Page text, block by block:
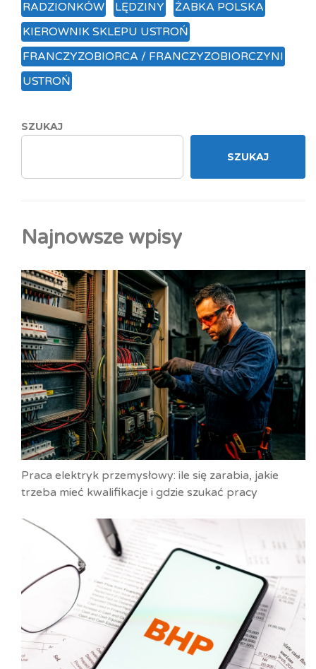
RADZIONKÓW LĘDZINY
ŻABKA POLSKA
KIEROWNIK SKLEPU USTROŃ
FRANCZYZOBIORCA / FRANCZYZOBIORCZYNI
USTROŃ
SZUKAJ
SZUKAJ
Najnowsze wpisy
Praca elektryk przemysłowy: ile się zarabia, jakie
trzeba mieć kwalifikacje i gdzie szukać pracy